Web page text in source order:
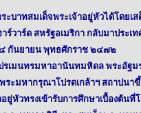
มเด็จพระเจ้าอยู่หัวได้โดยเสด็
ร์วาร์ด สหรัฐอเมริกา กลับมาประ
กันยายน พุทธศักราช ๒๔๗๒
นทรมหาอานันทมหิดล พระอัฐม
ระมหากรุณาโปรดเกล้าฯ สถาปนา
ทรงเข้ารับการศึกษาเบื้องต้นที่โ